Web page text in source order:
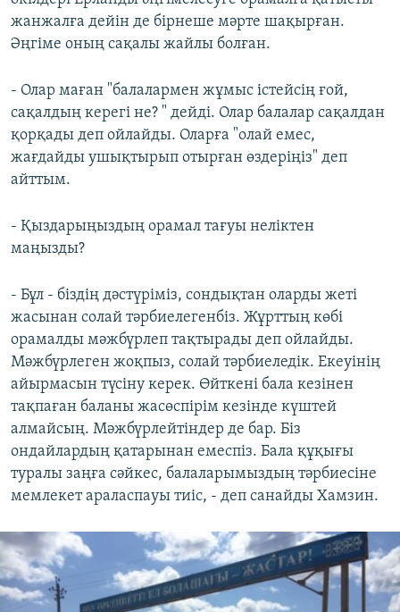
жанжалға дейін де бірнеше мәрте шақырған.
Әңгіме оның сақалы жайлы болған.
- Олар маған "балалармен жұмыс істейсің ғой,
сақалдың керегі не? " дейді. Олар балалар сақалдан
қорқады деп ойлайды. Оларға "олай емес,
жағдайды ушықтырып отырған өздеріңіз" деп
айттым.
- Қыздарыңыздың орамал тағуы неліктен
маңызды?
- Бұл - біздің дәстүріміз, сондықтан оларды жеті
жасынан солай тәрбиелегенбіз. Жұрттың көбі
орамалды мәжбүрлеп тақтырады деп ойлайды.
Мәжбүрлеген жоқпыз, солай тәрбиеледік. Екеуінің
айырмасын түсіну керек. Өйткені бала кезінен
тақпаған баланы жасөспірім кезінде күштей
алмайсың. Мәжбүрлейтіндер де бар. Біз
ондайлардың қатарынан емеспіз. Бала құқығы
туралы заңға сәйкес, балаларымыздың тәрбиесіне
мемлекет араласпауы тиіс, - деп санайды Хамзин.